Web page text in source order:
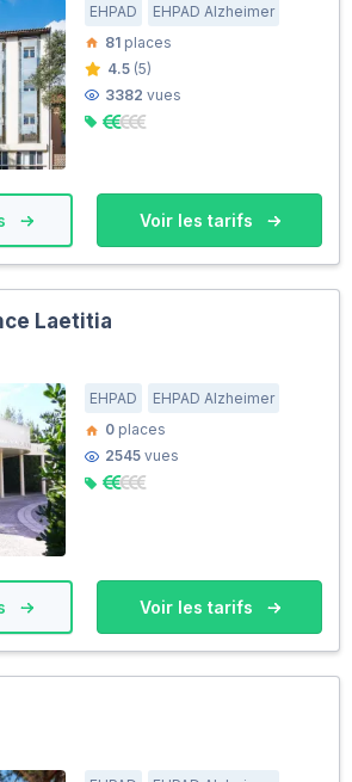
EHPAD
EHPAD Alzheimer
81 places
4.5 (5)
3382 vues
Voir les tarifs
Laetitia
EHPAD
EHPAD Alzheimer
0 places
2545 vues
Voir les tarifs